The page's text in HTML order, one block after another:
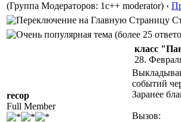
(Группа Модераторов: 1c++ moderator) ‹
recop
Full Member
класс
28.
событий
Заранее
Вызов: